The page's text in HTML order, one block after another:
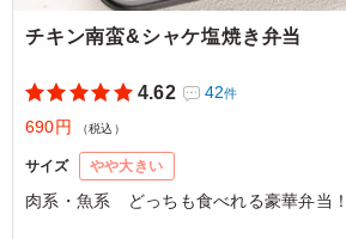
チキン南蛮&シャケ塩焼き弁当
4.62 42件
690円 （税込）
サイズ やや大きい
肉系・魚系 どっちも食べれる豪華弁当！